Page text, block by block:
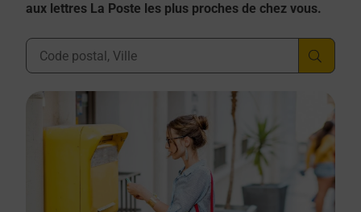
aux lettres La Poste les plus proches de chez vous.
Ville, Département, Code Postal